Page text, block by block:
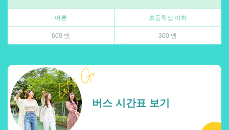
어른 초등학생 이하
600 엔 300 엔
버스 시간표 보기